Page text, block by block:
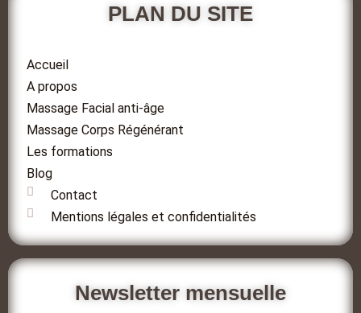
PLAN DU SITE
Accueil
A propos
Massage Facial anti-âge
Massage Corps Régénérant
Les formations
Blog
Contact
Mentions légales et confidentialités
Newsletter mensuelle